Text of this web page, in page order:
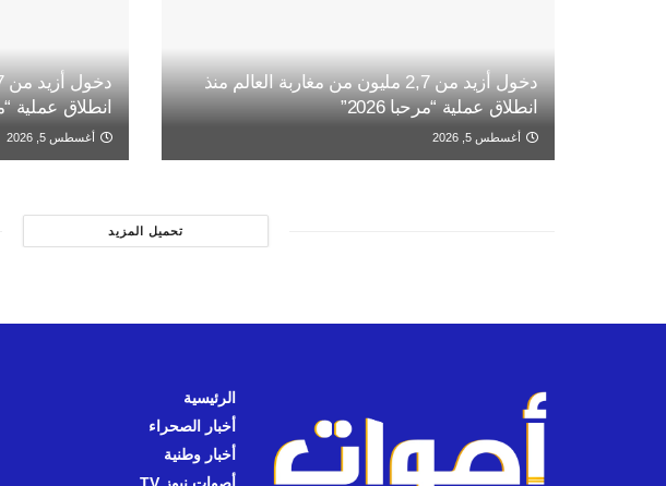
دخول أزيد من 2,7 مليون من مغاربة العالم منذ
انطلاق عملية “مرحبا 2026”
أغسطس 5, 2026
انطلاق عملية
أغسطس 5, 2026
تحميل المزيد
الرئيسية
أخبار الصحراء
أخبار وطنية